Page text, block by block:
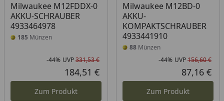
Milwaukee M12FDDX-0
AKKU-SCHRAUBER
4933464978
185 Münzen
Rabatt in Prozent
-44%
Ursprünglicher Preis
UVP331,53 €
Aktueller Preis
184,51 €
Zum Produkt
Milwaukee M12BD-0
AKKU-
KOMPAKTSCHRAUBER
4933441910
88Münzen
-44% UVP156,60 €
87,16 €
Zum Produkt